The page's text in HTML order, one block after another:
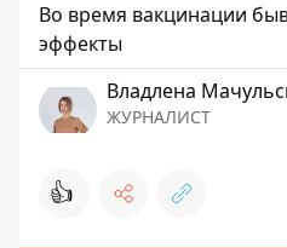
Во время вакцинации
эффекты
Владлена
ЖУРНАЛИСТ
👍